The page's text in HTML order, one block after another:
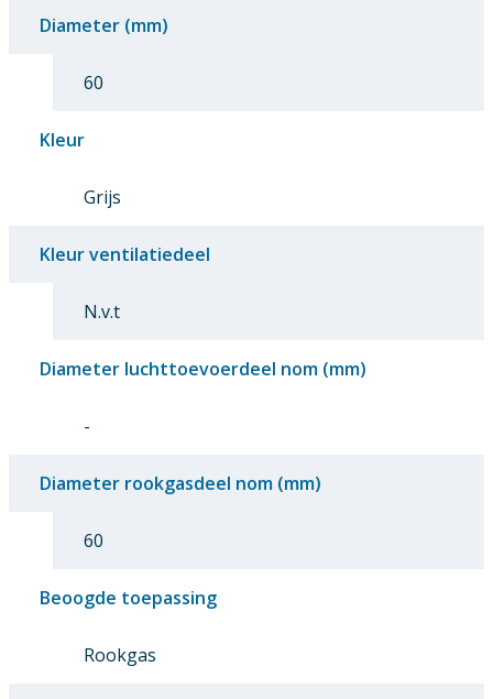
Diameter (mm)
60
Kleur
Grijs
Kleur ventilatiedeel
N.v.t
Diameter luchttoevoerdeel nom (mm)
-
Diameter rookgasdeel nom (mm)
60
Beoogde toepassing
Rookgas